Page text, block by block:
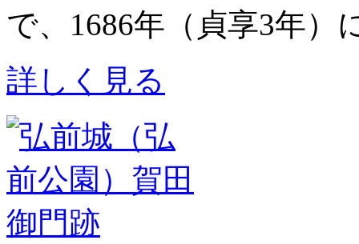
で、1686年（貞享3年
詳しく見る